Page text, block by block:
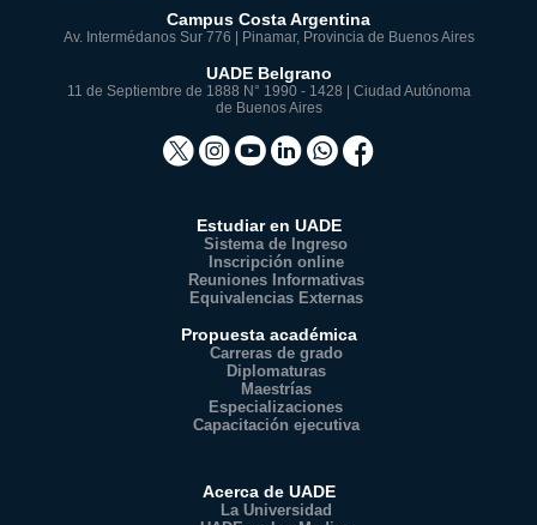
Campus Costa Argentina
Av. Intermédanos Sur 776 | Pinamar, Provincia de Buenos Aires
UADE Belgrano
11 de Septiembre de 1888 N° 1990 - 1428 | Ciudad Autónoma
de Buenos Aires
Estudiar en UADE
Sistema de Ingreso
Inscripción online
Reuniones Informativas
Equivalencias Externas
Propuesta académica
Carreras de grado
Diplomaturas
Maestrías
Especializaciones
Capacitación ejecutiva
Acerca de UADE
La Universidad